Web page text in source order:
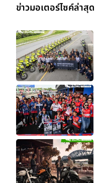
ข่าวมอเตอร์ไซค์ล่าสุด